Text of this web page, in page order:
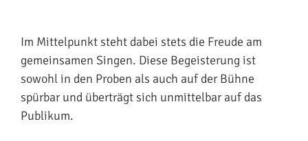
Im Mittelpunkt steht dabei stets die Freude am
gemeinsamen Singen. Diese Begeisterung ist
sowohl in den Proben als auch auf der Bühne
spürbar und überträgt sich unmittelbar auf das
Publikum.